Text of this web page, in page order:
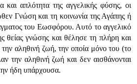
απλότητα της αγγελικής φύσης, οι
Γνώση και τη κοινωνία της Αγάπης ή
του Εωσφόρου. Αυτό το αγγελικό
θείας γνώσης και θέλησε τη πλήρη και
αληθινή ζωή, την οποία μόνο του (το
την αληθινή ζωή και δεν αισθάνονται
ήδη υπάρχουσα.